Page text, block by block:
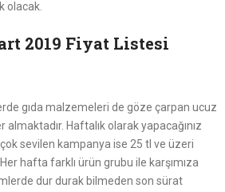
olacak.
2019 Fiyat Listesi
gıda malzemeleri de göze çarpan ucuz
almaktadır. Haftalık olarak yapacağınız
sevilen kampanya ise 25 tl ve üzeri
hafta farklı ürün grubu ile karşımıza
dur durak bilmeden son sürat